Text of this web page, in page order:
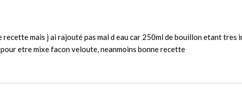
mais j ai rajouté pas mal d eau car 250ml de bouillon etant tres
etre mixe facon veloute, neanmoins bonne recette